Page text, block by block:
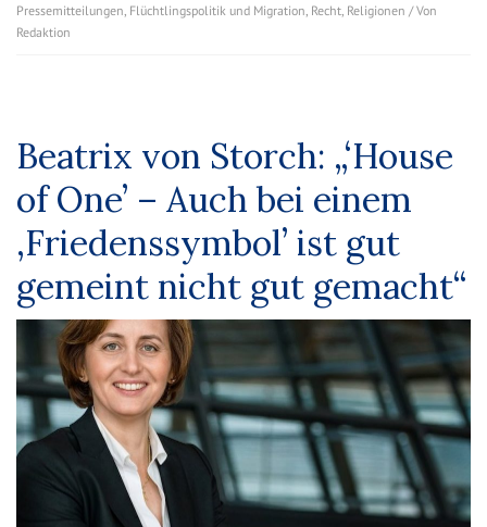
Pressemitteilungen Flüchtlingspolitik und Migration Recht Religionen / Von
Redaktion
Beatrix von Storch: „‘House
of One’ – Auch bei einem
,Friedenssymbol’ ist gut
gemeint nicht gut gemacht“